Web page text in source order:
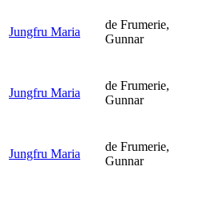
Jungfru Maria
de Frumerie,
Gunnar
Jungfru Maria
de Frumerie,
Gunnar
Jungfru Maria
de Frumerie,
Gunnar